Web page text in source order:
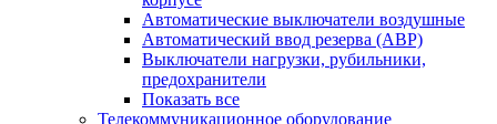
Автоматические выключатели воздушные
Автоматический ввод резерва (АВР)
Выключатели нагрузки, рубильники,
предохранители
Показать все
Телекоммуникационное оборудование